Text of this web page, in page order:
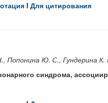
I Для цитирования
Попонина Ю. С., Гундерина К.
синдрома,